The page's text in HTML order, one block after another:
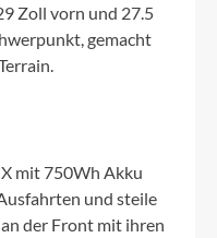
Zoll vorn und 27.5
gemacht
mit 750Wh Akku
und steile
der Front mit ihren